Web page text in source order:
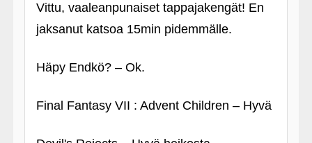
Vittu, vaaleanpunaiset tappajakengät! En
jaksanut katsoa 15min pidemmälle.
Häpy Endkö? – Ok.
Final Fantasy VII : Advent Children – Hyvä